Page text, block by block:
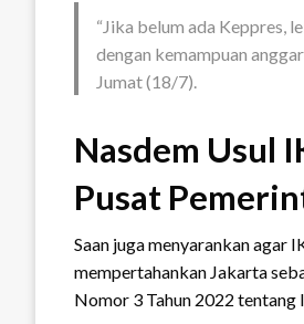
“Jika belum ada Keppres,
dengan kemampuan
Jumat (18/7).
Nasdem Usul
Pusat
Saan juga menyarankan
mempertahankan Jakarta
Nomor 3 Tahun 2022 tentang